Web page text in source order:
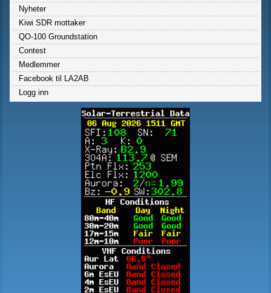
Nyheter
Kiwi SDR mottaker
QO-100 Groundstation
Contest
Medlemmer
Facebook til LA2AB
Logg inn